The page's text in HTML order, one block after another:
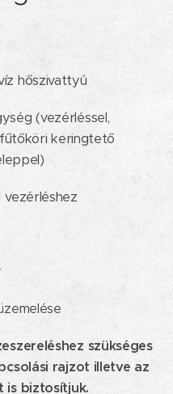
hőszivattyú
(vezérléssel,
keringtető
vezérléshez
szükséges
rajzot illetve az
is biztosítjuk.